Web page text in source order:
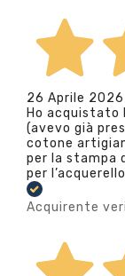
26 Aprile 2026
Ho acquistato
(avevo già
cotone
per la stampa
per
Acquirente